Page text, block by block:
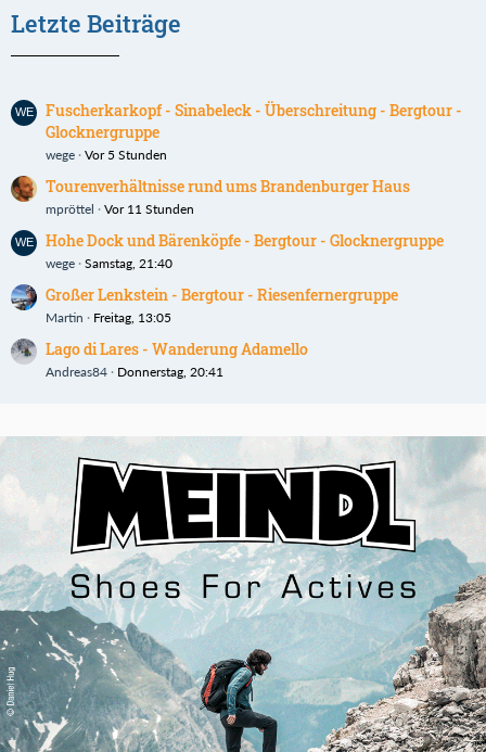
Letzte Beiträge
Fuscherkarkopf - Sinabeleck - Überschreitung - Bergtour -
Glocknergruppe
wege Vor 5 Stunden
Tourenverhältnisse rund ums Brandenburger Haus
mpröttel Vor 11 Stunden
Hohe Dock und Bärenköpfe - Bergtour - Glocknergruppe
wege Samstag, 21:40
Großer Lenkstein - Bergtour - Riesenfernergruppe
Martin Freitag, 13:05
Lago di Lares - Wanderung Adamello
Andreas84 Donnerstag, 20:41